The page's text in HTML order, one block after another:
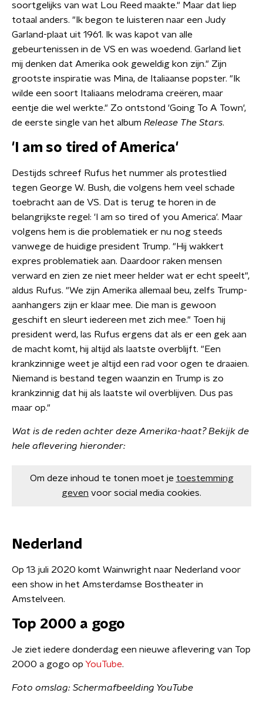
soortgelijks van wat Lou Reed maakte." Maar dat liep
totaal anders. "Ik begon te luisteren naar een Judy
Garland-plaat uit 1961. Ik was kapot van alle
gebeurtenissen in de VS en was woedend. Garland liet
mij denken dat Amerika ook geweldig kon zijn." Zijn
grootste inspiratie was Mina, de Italiaanse popster. "Ik
wilde een soort Italiaans melodrama creëren, maar
eentje die wel werkte." Zo ontstond 'Going To A Town',
de eerste single van het album Release The Stars.
'I am so tired of America'
Destijds schreef Rufus het nummer als protestlied
tegen George W. Bush, die volgens hem veel schade
toebracht aan de VS. Dat is terug te horen in de
belangrijkste regel: 'I am so tired of you America'. Maar
volgens hem is die problematiek er nu nog steeds
vanwege de huidige president Trump. "Hij wakkert
expres problematiek aan. Daardoor raken mensen
verward en zien ze niet meer helder wat er echt speelt",
aldus Rufus. "We zijn Amerika allemaal beu, zelfs Trump-
aanhangers zijn er klaar mee. Die man is gewoon
geschift en sleurt iedereen met zich mee." Toen hij
president werd, las Rufus ergens dat als er een gek aan
de macht komt, hij altijd als laatste overblijft. "Een
krankzinnige weet je altijd een rad voor ogen te draaien.
Niemand is bestand tegen waanzin en Trump is zo
krankzinnig dat hij als laatste wil overblijven. Dus pas
maar op."
Wat is de reden achter deze Amerika-haat? Bekijk de
hele aflevering hieronder:
Om deze inhoud te tonen moet je toestemming
geven voor social media cookies.
Nederland
Op 13 juli 2020 komt Wainwright naar Nederland voor
een show in het Amsterdamse Bostheater in
Amstelveen.
Top 2000 a gogo
Je ziet iedere donderdag een nieuwe aflevering van Top
2000 a gogo op YouTube.
Foto omslag: Schermafbeelding YouTube